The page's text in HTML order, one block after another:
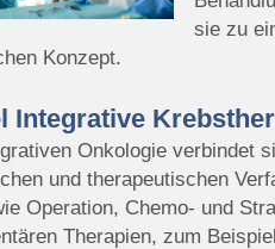
sie zu
Konzept.
Integrative
Onkologie verbindet
und therapeutischen
Operation, Chemo- und
Therapien, zum